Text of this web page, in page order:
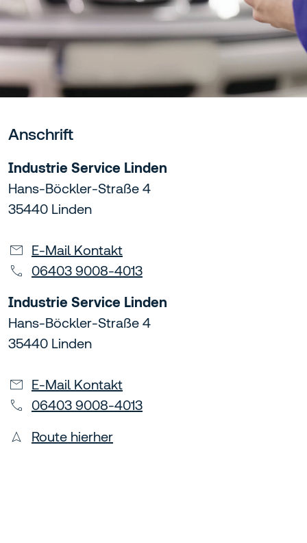
Anschrift
Industrie Service Linden
Hans-Böckler-Straße 4
35440 Linden
E-Mail Kontakt
06403 9008-4013
Industrie Service Linden
Hans-Böckler-Straße 4
35440 Linden
E-Mail Kontakt
06403 9008-4013
Route hierher